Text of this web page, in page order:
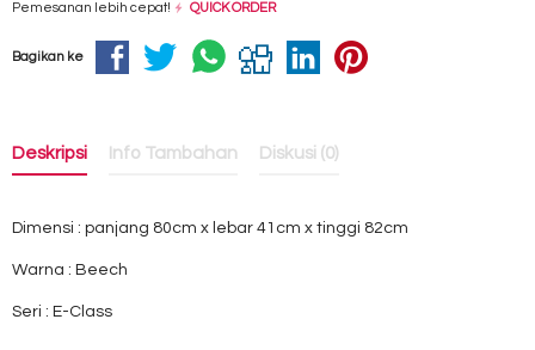
Pemesanan lebih cepat! QUICK ORDER
Bagikan ke
Deskripsi Info Tambahan Diskusi (0)
Dimensi : panjang 80cm x lebar 41cm x tinggi 82cm
Warna : Beech
Seri : E-Class